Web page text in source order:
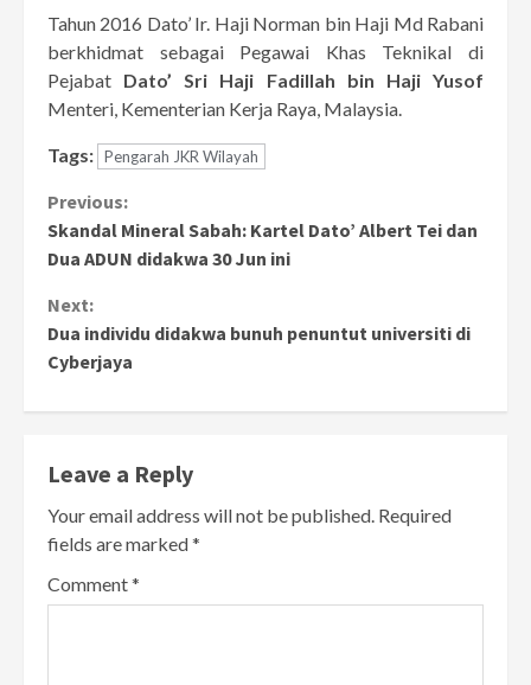
Tahun 2016 Dato’ Ir. Haji Norman bin Haji Md Rabani
berkhidmat sebagai Pegawai Khas Teknikal di
Pejabat Dato’ Sri Haji Fadillah bin Haji Yusof
Menteri, Kementerian Kerja Raya, Malaysia.
Tags: Pengarah JKR Wilayah
Continue
Reading
Previous:
Skandal Mineral Sabah: Kartel Dato’ Albert Tei dan
Dua ADUN didakwa 30 Jun ini
Next:
Dua individu didakwa bunuh penuntut universiti di
Cyberjaya
Leave a Reply
Your email address will not be published. Required
fields are marked*
Comment*